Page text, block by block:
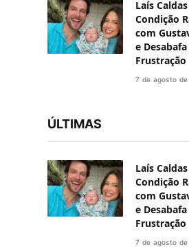
Laís
Condição
com
e
Frustração
7 de agosto de
ÚLTIMAS
Laís
Condição
com
e
Frustração
7 de agosto de